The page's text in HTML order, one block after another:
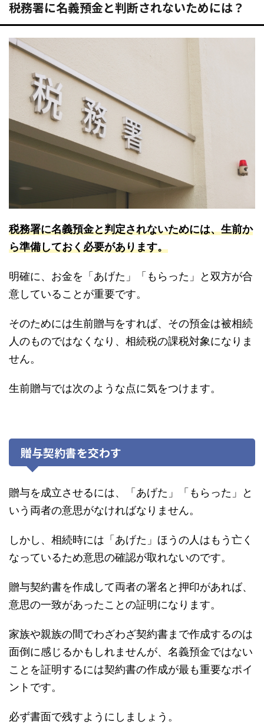
税務署に名義預金と判断されないためには？
税務署に名義預金と判定されないためには、生前か
ら準備しておく必要があります。
明確に、お金を「あげた」「もらった」と双方が合
意していることが重要です。
そのためには生前贈与をすれば、その預金は被相続
人のものではなくなり、相続税の課税対象になりま
せん。
生前贈与では次のような点に気をつけます。
贈与契約書を交わす
贈与を成立させるには、「あげた」「もらった」と
いう両者の意思がなければなりません。
しかし、相続時には「あげた」ほうの人はもう亡く
なっているため意思の確認が取れないのです。
贈与契約書を作成して両者の署名と押印があれば、
意思の一致があったことの証明になります。
家族や親族の間でわざわざ契約書まで作成するのは
面倒に感じるかもしれませんが、名義預金ではない
ことを証明するには契約書の作成が最も重要なポイ
ントです。
必ず書面で残すようにしましょう。